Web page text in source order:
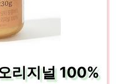
리지널 100%